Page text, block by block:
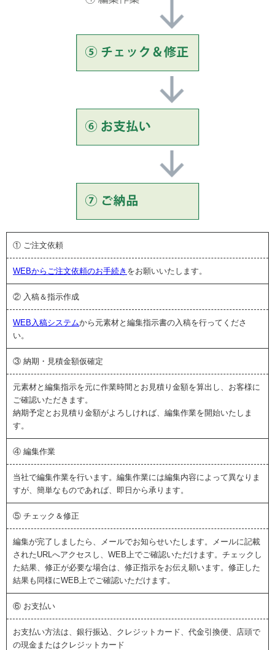
① ご注文依頼
WEBからご注文依頼のお手続き をお願いいたします。
② 入稿＆指示作成
WEB入稿システムから元素材と編集指示書の入稿を行ってくださ
い。
③ 納期・見積金額仮確定
元素材と編集指示を元に作業時間とお見積り金額を算出し、お客様に
ご確認いただきます。
納期予定とお見積り金額がよろしければ、編集作業を開始いたしま
す。
④ 編集作業
当社で編集作業を行います。編集作業には編集内容によって異なりま
すが、簡単なものであれば、即日から承ります。
⑤ チェック＆修正
編集が完了しましたら、メールでお知らせいたします。メールに記載
されたURLへアクセスし、WEB上でご確認いただけます。チェックし
た結果、修正が必要な場合は、修正指示をお伝え願います。修正した
結果も同様にWEB上でご確認いただけます。
⑥ お支払い
お支払い方法は、銀行振込、クレジットカード、代金引換便、店頭で
の現金またはクレジットカード